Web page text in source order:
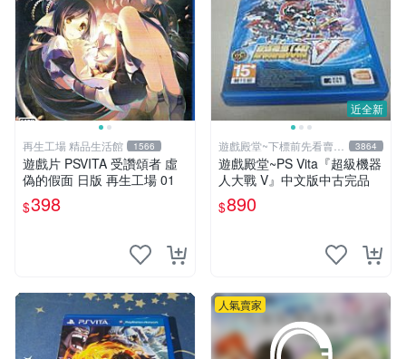
再生工場 精品生活館 1566
遊戲片 PSVITA 受讚頌者 虛
偽的假面 日版 再生工場 01
$398
近全新
遊戲殿堂~下標前先看賣場
關於我
3864
遊戲殿堂~PS Vita『超級機器
人大戰 V』中文版中古完品
$890
人氣賣家